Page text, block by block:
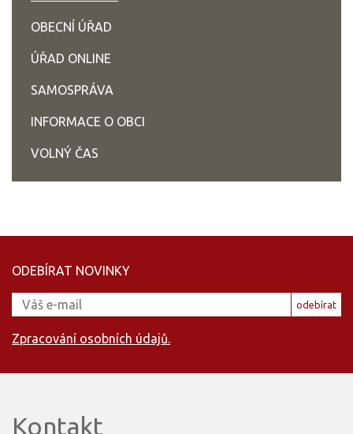
OBECNÍ ÚŘAD
ÚŘAD ONLINE
SAMOSPRÁVA
INFORMACE O OBCI
VOLNÝ ČAS
ODEBÍRAT NOVINKY
odebírat
Zpracování osobních údajů.
Kontakt